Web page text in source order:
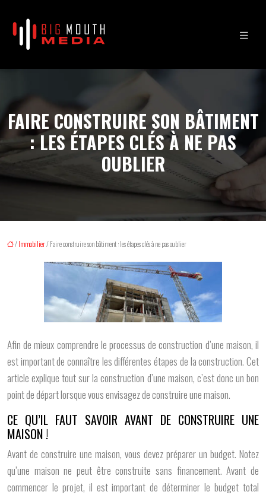
FAIRE CONSTRUIRE SON BÂTIMENT
: LES ÉTAPES CLÉS À NE PAS
OUBLIER
/Immobilier/ Faire construire son bâtiment : les étapes clés à ne pas oublier
Afin de mieux comprendre le processus de construction d’une maison, il
est important de connaître les différentes étapes de la construction. Cet
article explique tout sur la construction d’une maison, c’est donc un bon
point de départ lorsque vous envisagez de construire une maison.
CE QU’IL FAUT SAVOIR AVANT DE CONSTRUIRE UNE
MAISON !
Avant de construire une maison, vous devez préparer un budget. Notez
qu’une maison ne peut être construite sans financement. Avant de
commencer le projet, il est important de déterminer le budget total